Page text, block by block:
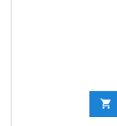
